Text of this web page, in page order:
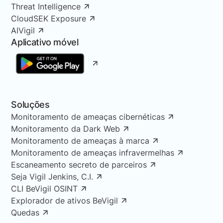
Threat Intelligence
CloudSEK Exposure
AIVigil
Aplicativo móvel
Soluções
Monitoramento de ameaças cibernéticas
Monitoramento da Dark Web
Monitoramento de ameaças à marca
Monitoramento de ameaças infravermelhas
Escaneamento secreto de parceiros
Seja Vigil Jenkins, C.I.
CLI BeVigil OSINT
Explorador de ativos BeVigil
Quedas